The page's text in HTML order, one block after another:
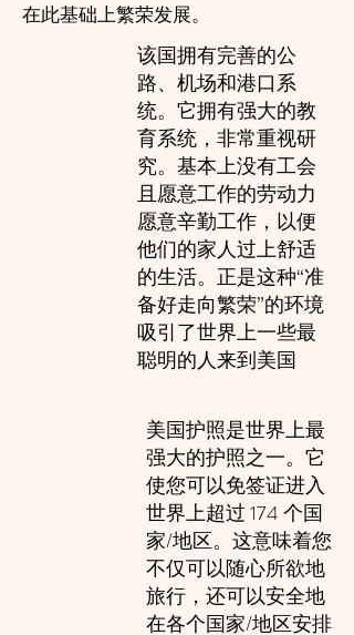
在此基础上繁荣发展。
该国拥有完善的公
路、机场和港口系
统。它拥有强大的教
育系统，非常重视研
究。基本上没有工会
且愿意工作的劳动力
愿意辛勤工作，以便
他们的家人过上舒适
的生活。正是这种“准
备好走向繁荣”的环境
吸引了世界上一些最
聪明的人来到美国
美国护照是世界上最
强大的护照之一。它
使您可以免签证进入
世界上超过 174 个国
家/地区。这意味着您
不仅可以随心所欲地
旅行，还可以安全地
在各个国家/地区安排